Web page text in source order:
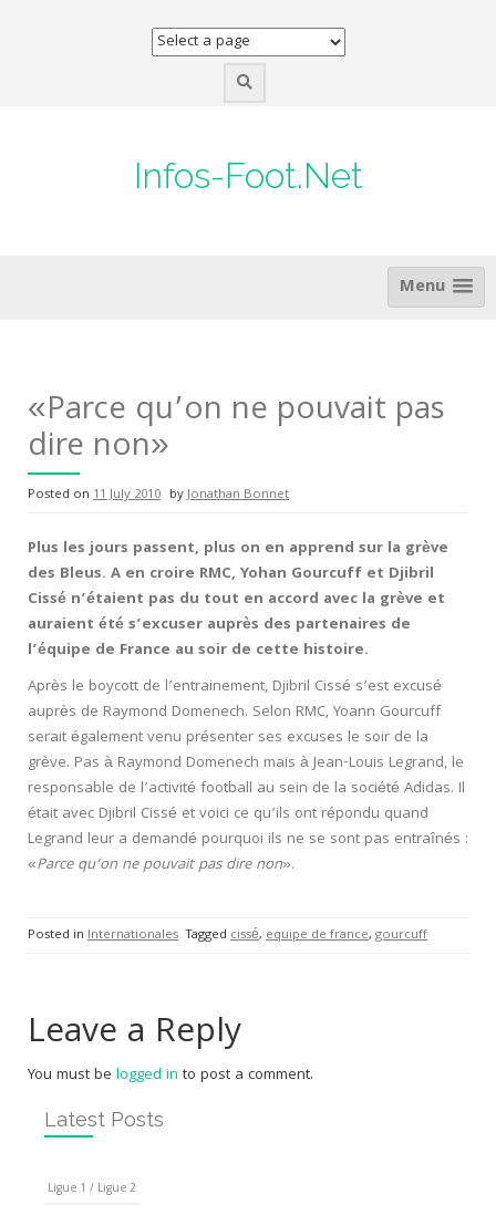
Infos-Foot.Net
Menu
«Parce qu’on ne pouvait pas
dire non»
Posted on 11 July 2010 byJonathan Bonnet
Plus les jours passent, plus on en apprend sur la grève
des Bleus. A en croire RMC, Yohan Gourcuff et Djibril
Cissé n’étaient pas du tout en accord avec la grève et
auraient été s’excuser auprès des partenaires de
l’équipe de France au soir de cette histoire.
Après le boycott de l’entrainement, Djibril Cissé s’est excusé
auprès de Raymond Domenech. Selon RMC, Yoann Gourcuff
serait également venu présenter ses excuses le soir de la
grève. Pas à Raymond Domenech mais à Jean-Louis Legrand, le
responsable de l’activité football au sein de la société Adidas. Il
était avec Djibril Cissé et voici ce qu’ils ont répondu quand
Legrand leur a demandé pourquoi ils ne se sont pas entraînés :
«Parce qu’on ne pouvait pas dire non».
Posted in Internationales Tagged cissé, equipe de france, gourcuff
Leave a Reply
You must be logged in to post a comment.
Latest Posts
Ligue 1 / Ligue 2